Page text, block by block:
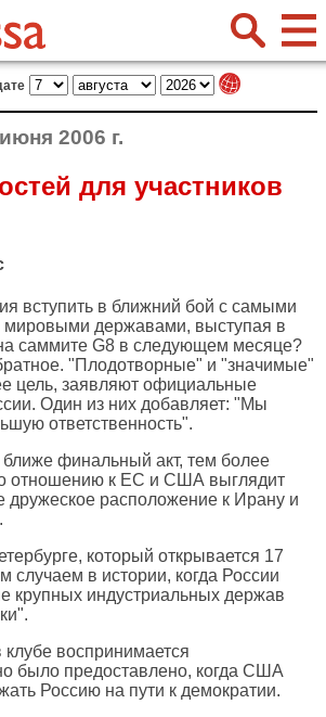
2006 г.
для участников
вступить в ближний бой с самыми
державами, выступая в
саммите G8 в следующем месяце?
"Плодотворные" и "значимые"
цель, заявляют официальные
Один из них добавляет: "Мы
ответственность".
финальный акт, тем более
отношению к ЕС и США выглядит
дружеское расположение к Ирану и
который открывается 17
случаем в истории, когда России
крупных индустриальных держав
воспринимается
было предоставлено, когда США
Россию на пути к демократии.